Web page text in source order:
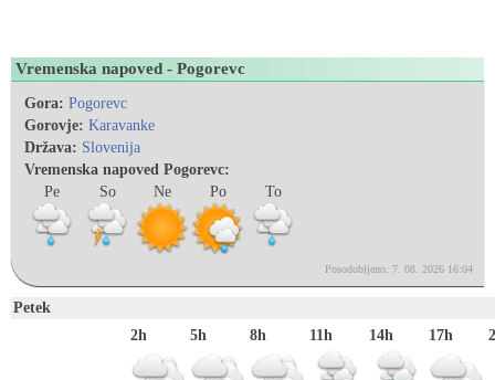
Vremenska napoved - Pogorevc
Gora: Pogorevc
Gorovje: Karavanke
Država: Slovenija
Vremenska napoved Pogorevc:
Pe
So Ne Po To
Posodobljeno: 7. 08. 2026 16:04
Petek
2h
5h 8h 11h 14h 17h